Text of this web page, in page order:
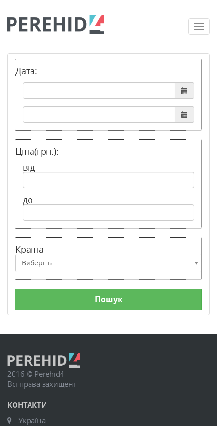
Дата:
Ціна(грн.):
від
до
Країна
Виберіть ...
Країна
2016 © Perehid4
Всі права захищені
КОНТАКТИ
Україна